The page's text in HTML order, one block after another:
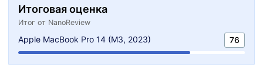
Итоговая оценка
Итог от NanoReview
Apple MacBook Pro 14 (M3, 2023) 76